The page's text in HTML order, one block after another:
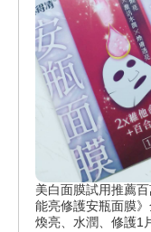
美白面膜試用推薦
能亮修護安瓶面膜
煥亮、水潤、修護1